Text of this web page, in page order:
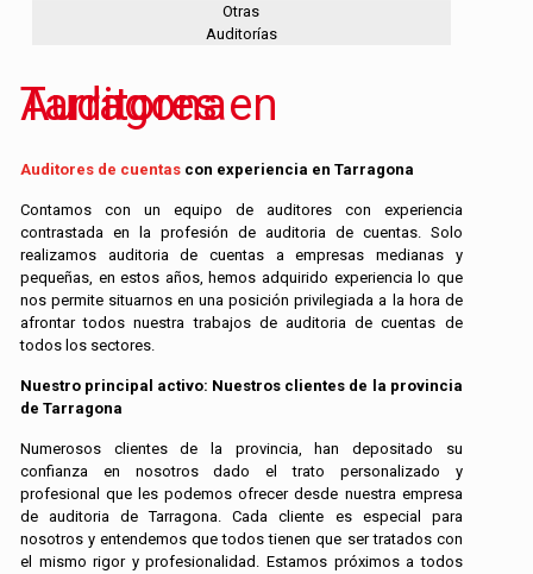
Otras
Auditorías
Auditores en Tarragona
Auditores de cuentas con experiencia en Tarragona
Contamos con un equipo de auditores con experiencia
contrastada en la profesión de auditoria de cuentas. Solo
realizamos auditoria de cuentas a empresas medianas y
pequeñas, en estos años, hemos adquirido experiencia lo que
nos permite situarnos en una posición privilegiada a la hora de
afrontar todos nuestra trabajos de auditoria de cuentas de
todos los sectores.
Nuestro principal activo: Nuestros clientes de la provincia
de Tarragona
Numerosos clientes de la provincia, han depositado su
confianza en nosotros dado el trato personalizado y
profesional que les podemos ofrecer desde nuestra empresa
de auditoria de Tarragona. Cada cliente es especial para
nosotros y entendemos que todos tienen que ser tratados con
el mismo rigor y profesionalidad. Estamos próximos a todos